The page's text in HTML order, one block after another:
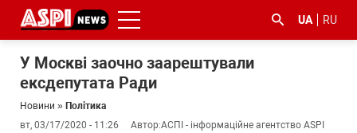
UA RU
У Москві заочно заарештували
ексдепутата Ради
Новини » Політика
вт, 03/17/2020 - 11:26
Автор:АСПІ - інформаційне агентство ASPI